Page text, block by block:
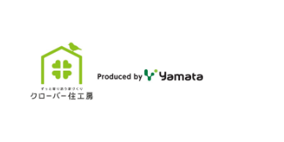
ホーム イベント日程